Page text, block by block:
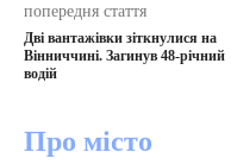
попередня стаття
Дві вантажівки зіткнулися на
Вінниччині. Загинув 48-річний
водій
Про місто